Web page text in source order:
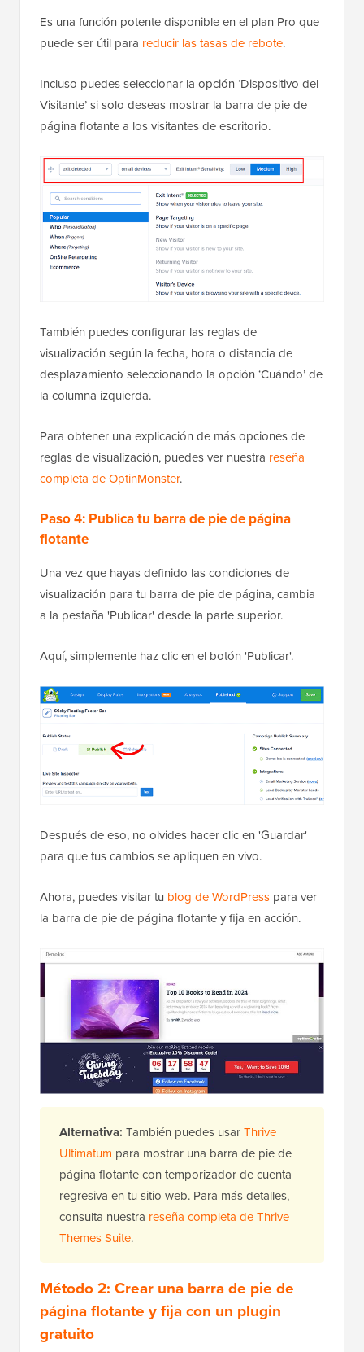
Es una función potente disponible en el plan Pro que
puede ser útil para reducir las tasas de rebote.
Incluso puedes seleccionar la opción ‘Dispositivo del
Visitante’ si solo deseas mostrar la barra de pie de
página flotante a los visitantes de escritorio.
También puedes configurar las reglas de
visualización según la fecha, hora o distancia de
desplazamiento seleccionando la opción ‘Cuándo’ de
la columna izquierda.
Para obtener una explicación de más opciones de
reglas de visualización, puedes ver nuestra reseña
completa de OptinMonster.
Paso 4: Publica tu barra de pie de página
flotante
Una vez que hayas definido las condiciones de
visualización para tu barra de pie de página, cambia
a la pestaña 'Publicar' desde la parte superior.
Aquí, simplemente haz clic en el botón 'Publicar'.
Después de eso, no olvides hacer clic en 'Guardar'
para que tus cambios se apliquen en vivo.
Ahora, puedes visitar tu blog de WordPress para ver
la barra de pie de página flotante y fija en acción.
Alternativa: También puedes usarThrive
Ultimatum para mostrar una barra de pie de
página flotante con temporizador de cuenta
regresiva en tu sitio web. Para más detalles,
consulta nuestra reseña completa de Thrive
Themes Suite.
Método 2: Crear una barra de pie de
página flotante y fija con un plugin
gratuito